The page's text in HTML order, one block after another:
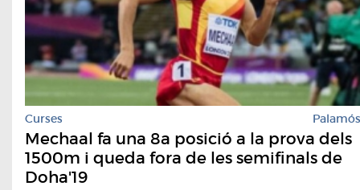
Curses Palamós
Mechaal fa una 8a posició a la prova dels
1500m i queda fora de les semifinals de
Doha'19